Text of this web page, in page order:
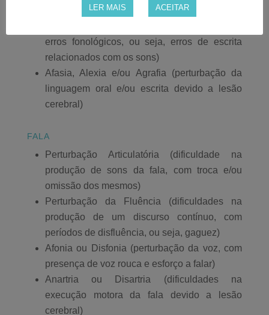
Perturbação da Leitura e Escrita (dificuldades
erros fonológicos, ou seja, erros de escrita
relacionados com os sons)
Afasia, Alexia e/ou Agrafia (perturbação da
linguagem oral e/ou escrita devido a lesão
cerebral)
FALA
Perturbação Articulatória (dificuldade na
produção de sons da fala, com troca e/ou
omissão dos mesmos)
Perturbação da Fluência (dificuldades na
produção de um discurso contínuo, com
períodos de disfluência, ou seja, gaguez)
Afonia ou Disfonia (perturbação da voz, com
presença de voz rouca e esforço a falar)
Anartria ou Disartria (dificuldades na
execução motora da fala devido a lesão
cerebral)
LER MAIS ACEITAR